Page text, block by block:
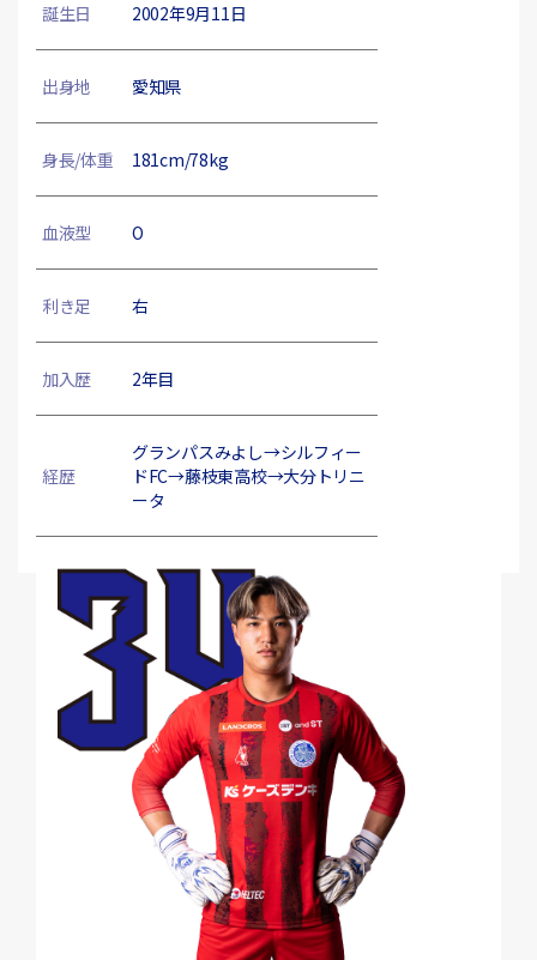
誕生日 2002年9月11日
出身地 愛知県
身長/体重 181cm/78kg
血液型 O
利き足 右
加入歴 2年目
経歴
グランパスみよし→シルフィー
ドFC→藤枝東高校→大分トリニ
ータ